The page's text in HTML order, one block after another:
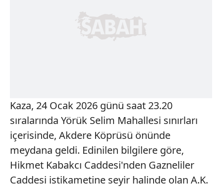
Kaza, 24 Ocak 2026 günü saat 23.20
sıralarında Yörük Selim Mahallesi sınırları
içerisinde, Akdere Köprüsü önünde
meydana geldi. Edinilen bilgilere göre,
Hikmet Kabakcı Caddesi'nden Gazneliler
Caddesi istikametine seyir halinde olan A.K.